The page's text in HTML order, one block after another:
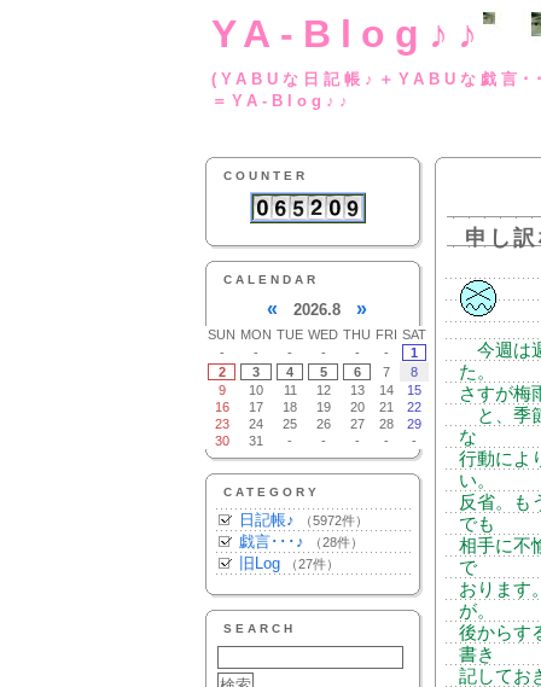
YA-Blog♪♪
(YABUな日記帳♪
＝YA-Blog♪♪
COUNTER
CALENDAR
« 2026.8 »
SUN MON TUE WED THU FRI SAT
-
- - - - -
1
2
3 4 5 6 7
8
9
10 11 12 13 14
15
16
17 18 19 20 21
22
23
24 25 26 27 28
29
30
31 - - - - -
CATEGORY
日記帳♪ （5972件）
戯言･･･♪ （28件）
旧Log （27件）
SEARCH
申し
今週は
た。
さすが梅
と、季
な
行動によ
い。
反省。も
でも
相手に不
で
おります
が。
後からす
書き
記してお